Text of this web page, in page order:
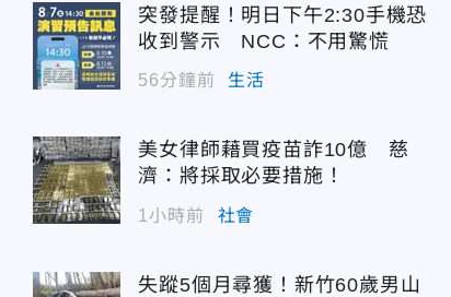
突發提醒！明日下午2:30手機恐
收到警示 NCC：不用驚慌
56分鐘前 生活
美女律師藉買疫苗詐10億 慈
濟：將採取必要措施！
1小時前 社會
失蹤5個月尋獲！新竹60歲男山